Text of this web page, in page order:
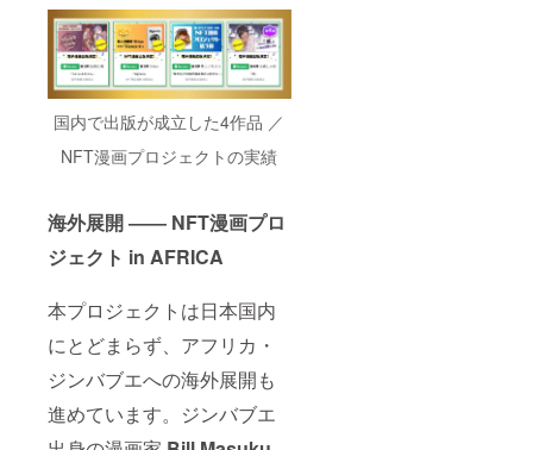
国内で出版が成立した4作品 ／
NFT漫画プロジェクトの実績
海外展開 ―― NFT漫画プロ
ジェクト in AFRICA
本プロジェクトは日本国内
にとどまらず、アフリカ・
ジンバブエへの海外展開も
進めています。ジンバブエ